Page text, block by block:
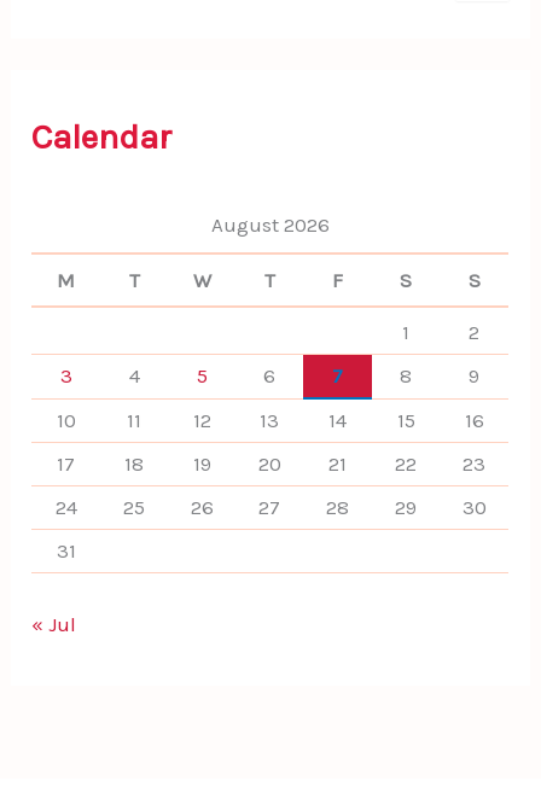
o
Calendar
August 2026
M T W T F S S
1
2
3
4 5 6 7 8
9
10
11 12 13 14 15
16
17
18 19 20 21 22
23
24
25 26 27 28 29
30
31
« Jul